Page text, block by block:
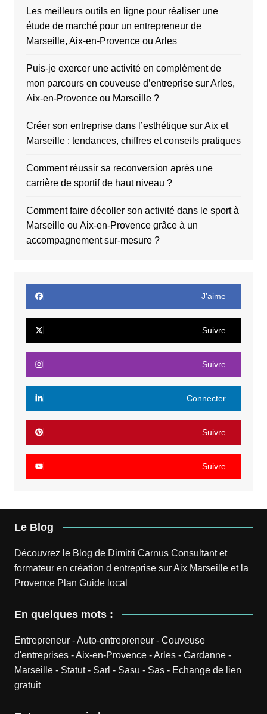
Les meilleurs outils en ligne pour réaliser une
étude de marché pour un entrepreneur de
Marseille, Aix-en-Provence ou Arles
Puis-je exercer une activité en complément de
mon parcours en couveuse d’entreprise sur Arles,
Aix-en-Provence ou Marseille ?
Créer son entreprise dans l’esthétique sur Aix et
Marseille : tendances, chiffres et conseils pratiques
Comment réussir sa reconversion après une
carrière de sportif de haut niveau ?
Comment faire décoller son activité dans le sport à
Marseille ou Aix-en-Provence grâce à un
accompagnement sur-mesure ?
J’aime
Suivre
Suivre
Connecter
Suivre
Suivre
Le Blog
Découvrez le Blog de Dimitri CarnusConsultant et
formateur en création d entreprise sur Aix Marseille et la
Provence Plan Guide local
En quelques mots :
Entrepreneur-Auto-entrepreneur- Couveuse
d'entreprises-Aix-en-Provence-Arles- Gardanne-
Marseille- Statut- Sarl - Sasu - Sas- Echange de lien
gratuit